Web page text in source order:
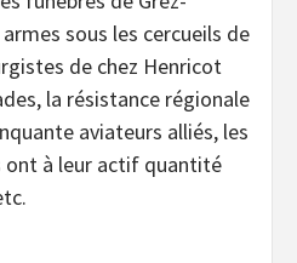
sous les cercueils de
de chez Henricot
la résistance régionale
aviateurs alliés, les
ont à leur actif quantité